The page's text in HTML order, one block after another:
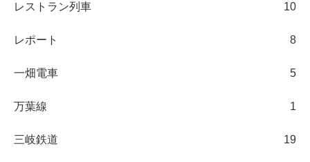
レストラン列車 10
レポート 8
一畑電車 5
万葉線 1
三岐鉄道 19